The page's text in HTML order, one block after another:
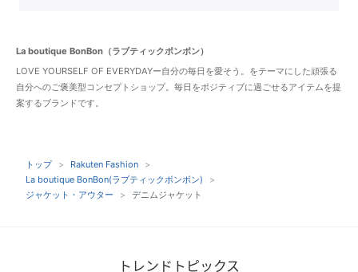
La boutique BonBon（ラブティックボンボン）
LOVE YOURSELF OF EVERYDAYー自分の毎日を愛そう。をテーマにした頑張る
自分へのご褒美型コンセプトショップ。毎日をポジティブに過ごせるアイテムを提
案するブランドです。
トップ
Rakuten Fashion
La boutique BonBon(ラブティックボンボン)
ジャケット・アウター
デニムジャケット
トレンドトピックス